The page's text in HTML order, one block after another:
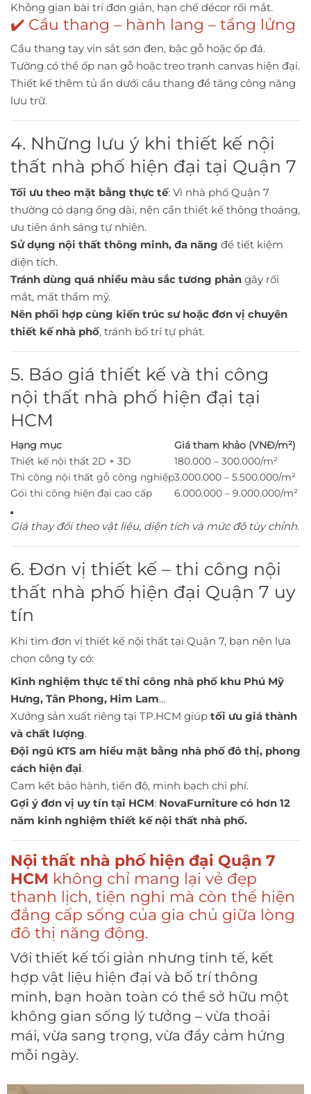
Không gian bài trí đơn giản, hạn chế décor rối mắt.
✔️ Cầu thang – hành lang – tầng lửng
Cầu thang tay vịn sắt sơn đen, bậc gỗ hoặc ốp đá.
Tường có thể ốp nan gỗ hoặc treo tranh canvas hiện đại.
Thiết kế thêm tủ ẩn dưới cầu thang để tăng công năng
lưu trữ.
4. Những lưu ý khi thiết kế nội
thất nhà phố hiện đại tại Quận 7
Tối ưu theo mặt bằng thực tế: Vì nhà phố Quận 7
thường có dạng ống dài, nên cần thiết kế thông thoáng,
ưu tiên ánh sáng tự nhiên.
Sử dụng nội thất thông minh, đa năng để tiết kiệm
diện tích.
Tránh dùng quá nhiều màu sắc tương phản gây rối
mắt, mất thẩm mỹ.
Nên phối hợp cùng kiến trúc sư hoặc đơn vị chuyên
thiết kế nhà phố, tránh bố trí tự phát.
5. Báo giá thiết kế và thi công
nội thất nhà phố hiện đại tại
HCM
Hạng mục
Giá tham khảo (VNĐ/m²)
Thiết kế nội thất 2D + 3D
180.000 – 300.000/m²
Thi công nội thất gỗ công nghiệp3.000.000 – 5.500.000/m²
Gói thi công hiện đại cao cấp
6.000.000 – 9.000.000/m²
Giá thay đổi theo vật liệu, diện tích và mức độ tùy chỉnh.
6. Đơn vị thiết kế – thi công nội
thất nhà phố hiện đại Quận 7 uy
tín
Khi tìm đơn vị thiết kế nội thất tại Quận 7, bạn nên lựa
chọn công ty có:
Kinh nghiệm thực tế thi công nhà phố khu Phú Mỹ
Hưng, Tân Phong, Him Lam…
Xưởng sản xuất riêng tại TP.HCM giúp tối ưu giá thành
và chất lượng.
Đội ngũ KTS am hiểu mặt bằng nhà phố đô thị, phong
cách hiện đại.
Cam kết bảo hành, tiến độ, minh bạch chi phí.
Gợi ý đơn vị uy tín tại HCM: NovaFurniture có hơn 12
năm kinh nghiệm thiết kế nội thất nhà phố.
Nội thất nhà phố hiện đại Quận 7
HCM không chỉ mang lại vẻ đẹp
thanh lịch, tiện nghi mà còn thể hiện
đẳng cấp sống của gia chủ giữa lòng
đô thị năng động.
Với thiết kế tối giản nhưng tinh tế, kết
hợp vật liệu hiện đại và bố trí thông
minh, bạn hoàn toàn có thể sở hữu một
không gian sống lý tưởng – vừa thoải
mái, vừa sang trọng, vừa đầy cảm hứng
mỗi ngày.